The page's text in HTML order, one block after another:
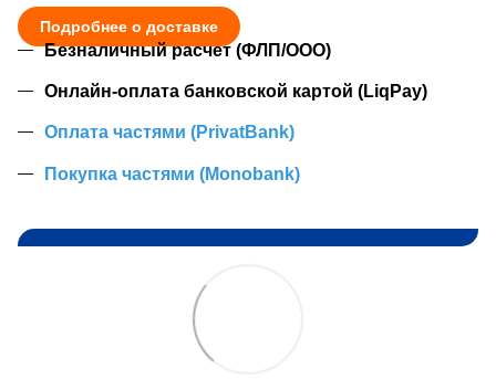
Подробнее о доставке
Безналичный расчет (ФЛП/ООО)
Онлайн-оплата банковской картой (LiqPay)
Оплата частями (PrivatBank)
Покупка частями (Monobank)